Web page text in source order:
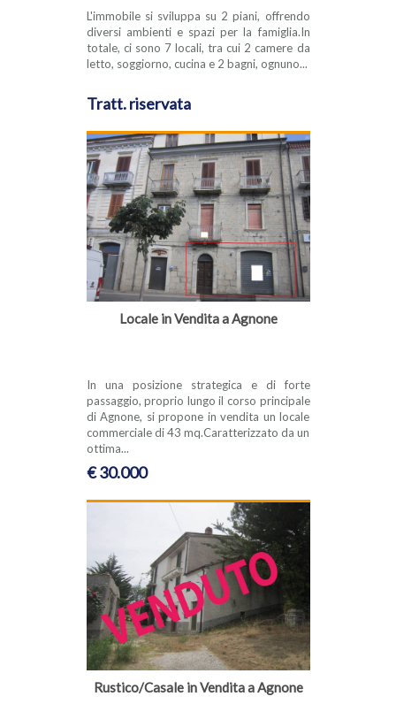
L'immobile si sviluppa su 2 piani, offrendo
diversi ambienti e spazi per la famiglia.In
totale, ci sono 7 locali, tra cui 2 camere da
letto, soggiorno, cucina e 2 bagni, ognuno...
Tratt. riservata
Locale in Vendita a Agnone
In una posizione strategica e di forte
passaggio, proprio lungo il corso principale
di Agnone, si propone in vendita un locale
commerciale di 43 mq.Caratterizzato da un
ottima...
€ 30.000
Rustico/Casale in Vendita a Agnone